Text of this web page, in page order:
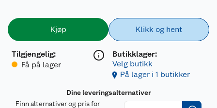
Kjøp
Tilgjengelig:
Få på lager
Klikk og hent
Butikklager:
Velg butikk
På lager i 1 butikker
Dine leveringsalternativer
Finn alternativer og pris for